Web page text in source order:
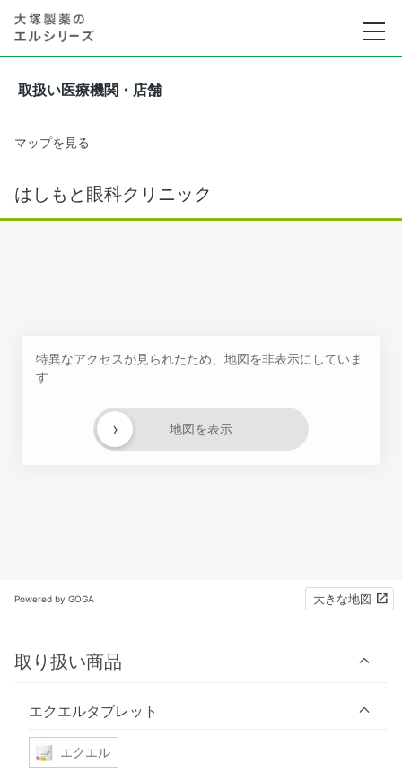
取扱い医療機関・店舗
マップを見る
はしもと眼科クリニック
特異なアクセスが見られたため、地図を非表示にしていま
す
地図を表示
›
Powered by GOGA 大きな地図
取り扱い商品
エクエルタブレット
エクエル